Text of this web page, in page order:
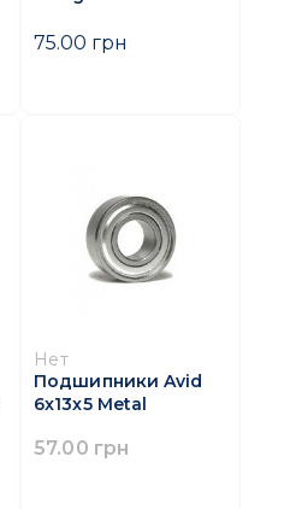
75.00 грн
Нет
Подшипники Avid
6x13x5 Metal
57.00 грн